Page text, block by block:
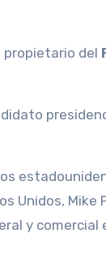
propietario del
Unidos, Mike
y comercial